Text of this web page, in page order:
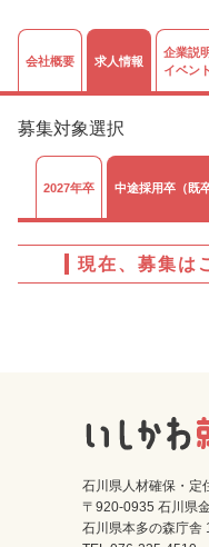
会社概要 求人情報
企業説
イベン
募集対象選択
2027年卒 中途採用卒（既卒
現在、募集は
石川県人材確保・定
〒920-0935 石川県
石川県本多の森庁舎